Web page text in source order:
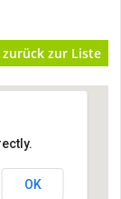
zur Liste
OK